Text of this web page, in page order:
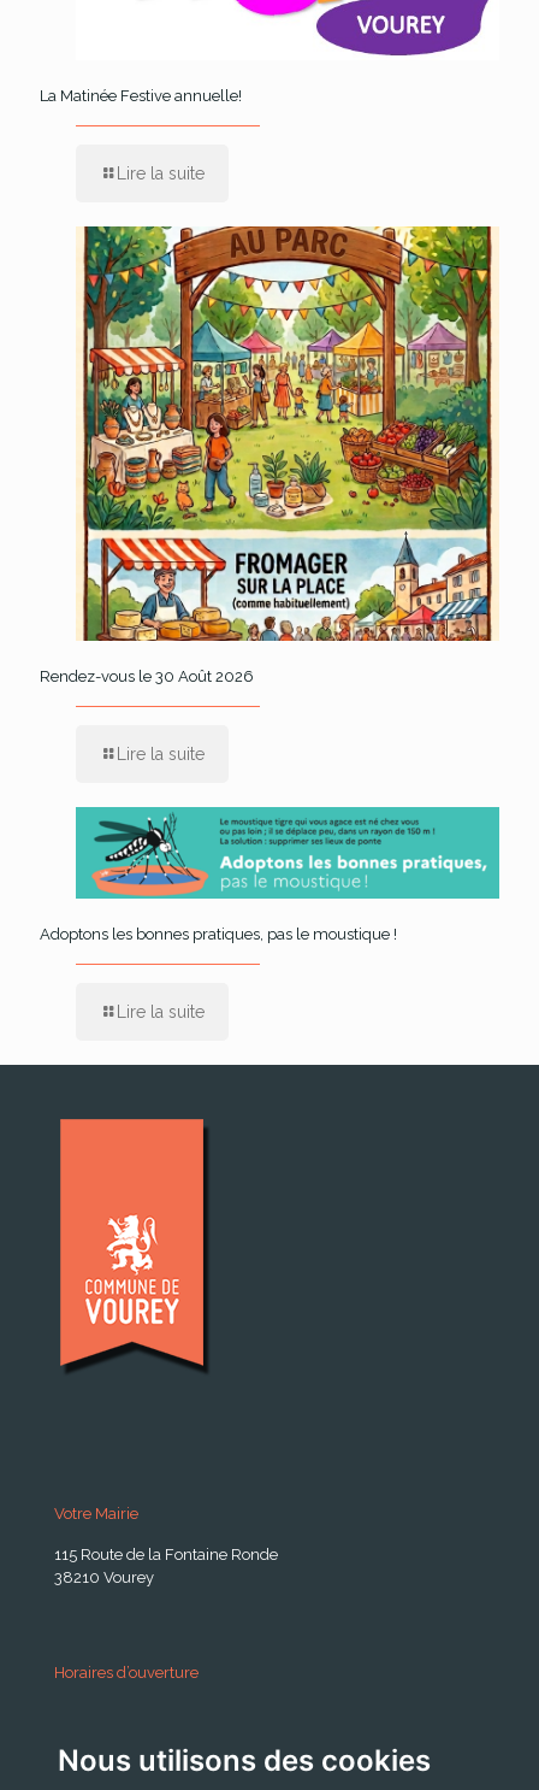
Nous utilisons des cookies
La Matinée Festive annuelle!
Lire la suite
Rendez-vous le 30 Août 2026
Lire la suite
Adoptons les bonnes pratiques, pas le moustique !
Lire la suite
Votre Mairie
115 Route de la Fontaine Ronde
38210 Vourey
Horaires d’ouverture
Lundi . Mardi : 10h 12h /16h 18h30